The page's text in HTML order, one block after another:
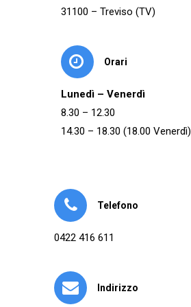
31100 – Treviso (TV)
Orari
Lunedì – Venerdì
8.30 – 12.30
14.30 – 18.30 (18.00 Venerdì)
Telefono
0422 416 611
Indirizzo